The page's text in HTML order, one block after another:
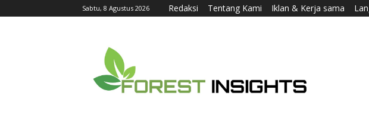
Sabtu, 8 Agustus 2026 Redaksi Tentang Kami Iklan & Kerja sama